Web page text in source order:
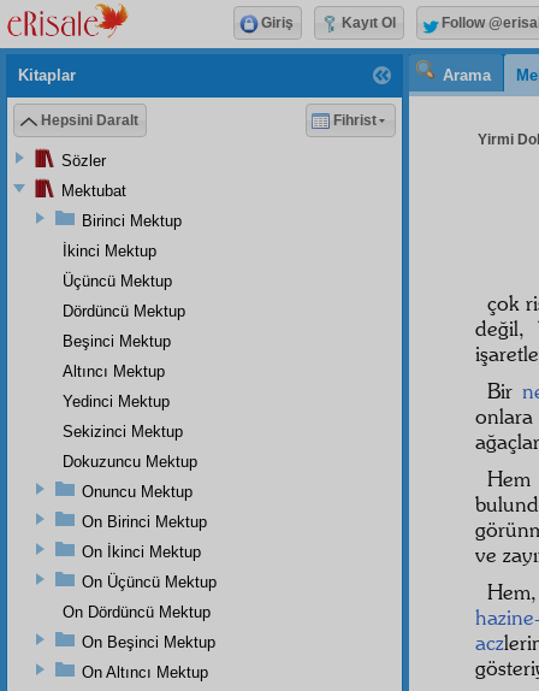
Arama
Yirmi
çok
Bir
ve
acz
Kitaplar
Hepsini Daralt Fihrist
Sözler
Mektubat
Birinci Mektup
İkinci Mektup
Üçüncü Mektup
Dördüncü Mektup
Beşinci Mektup
Altıncı Mektup
Yedinci Mektup
Sekizinci Mektup
Dokuzuncu Mektup
Onuncu Mektup
On Birinci Mektup
On İkinci Mektup
On Üçüncü Mektup
On Dördüncü Mektup
On Beşinci Mektup
On Altıncı Mektup
Giriş Kayıt Ol Follow